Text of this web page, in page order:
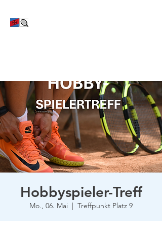
Hobbyspieler-Treff
Mo., 06. Mai
  |
Treffpunkt Platz 9